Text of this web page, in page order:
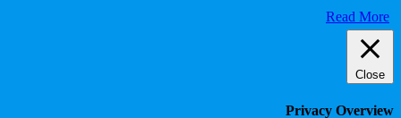
Read More
Close
Privacy Overview